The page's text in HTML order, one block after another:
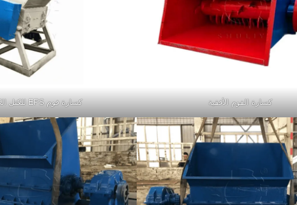
كسارة الفوم الأفقية كسارة فوم EPS للكتل الكثيفة